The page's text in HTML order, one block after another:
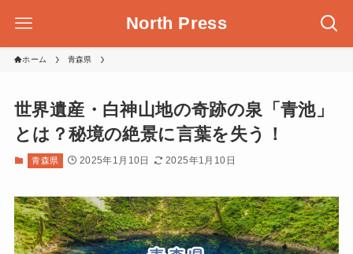
North Press
ホーム 青森県
世界遺産・白神山地の奇跡の泉「青池」
とは？秘境の絶景に言葉を失う！
青森県 2025年1月10日 2025年1月10日